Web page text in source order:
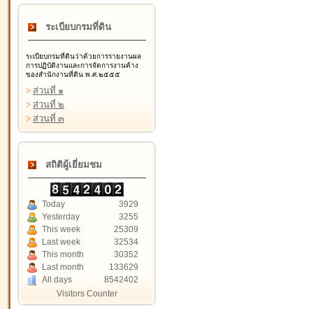
ระเบียบกรมที่ดิน
ระเบียบกรมที่ดินว่าด้วยการรายงานผล
การปฏิบัติงานและการจัดการงานค้าง
ของสำนักงานที่ดิน พ.ศ.๒๕๕๕
> ส่วนที่ ๑
> ส่วนที่ ๒
> ส่วนที่ ๓
สถิติผู้เยี่ยมชม
Today
3929
Yesterday
3255
This week
25309
Last week
32534
This month
30352
Last month
133629
All days
8542402
Visitors Counter